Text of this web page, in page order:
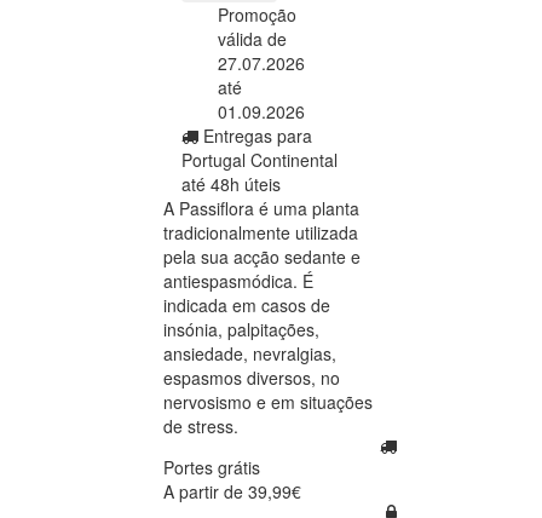
Promoção
válida de
27.07.2026
até
01.09.2026
Entregas para
Portugal Continental
até 48h úteis
A Passiflora é uma planta
tradicionalmente utilizada
pela sua acção sedante e
antiespasmódica. É
indicada em casos de
insónia, palpitações,
ansiedade, nevralgias,
espasmos diversos, no
nervosismo e em situações
de stress.
Portes grátis
A partir de 39,99€